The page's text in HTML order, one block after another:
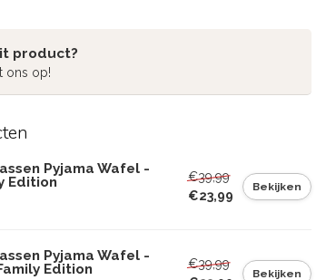
product?
ons op!
Pyjama Wafel -
Edition
€39,99
€23,99
Bekijken
Pyjama Wafel -
Edition
€39,99
Bekijken